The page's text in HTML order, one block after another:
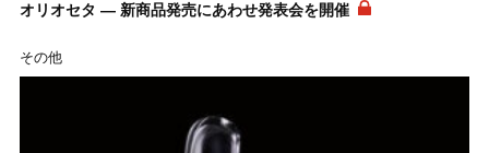
オリオセタ ― 新商品発売にあわせ発表会を開催
その他